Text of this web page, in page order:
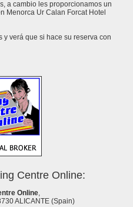
a cambio les proporcionamos un
Menorca Ur Calan Forcat Hotel
y verá que si hace su reserva con
Centre Online:
Online,
ALICANTE (Spain)